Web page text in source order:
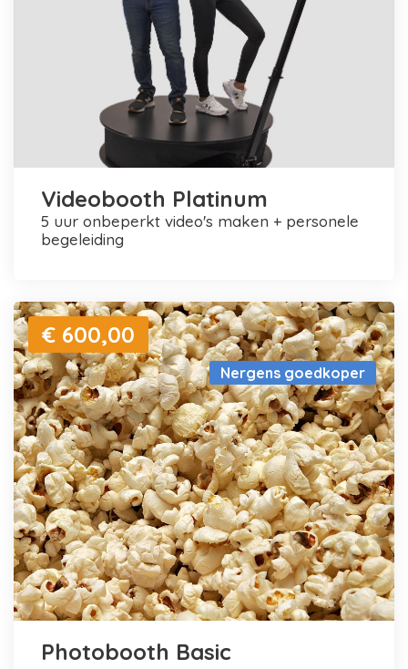
Videobooth Platinum
5 uur onbeperkt video's maken + personele
begeleiding
Nergens goedkoper
€ 600,00
Photobooth Basic